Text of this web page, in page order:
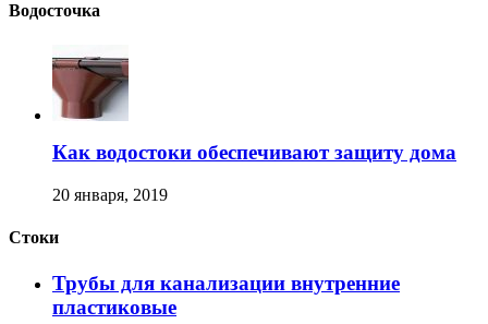
Водосточка
Как водостоки обеспечивают защиту дома
20 января, 2019
Стоки
Трубы для канализации внутренние
пластиковые